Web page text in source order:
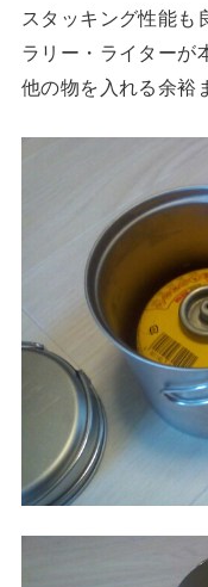
スタッキング性能も
ラリー・ライターが
他の物を入れる余裕